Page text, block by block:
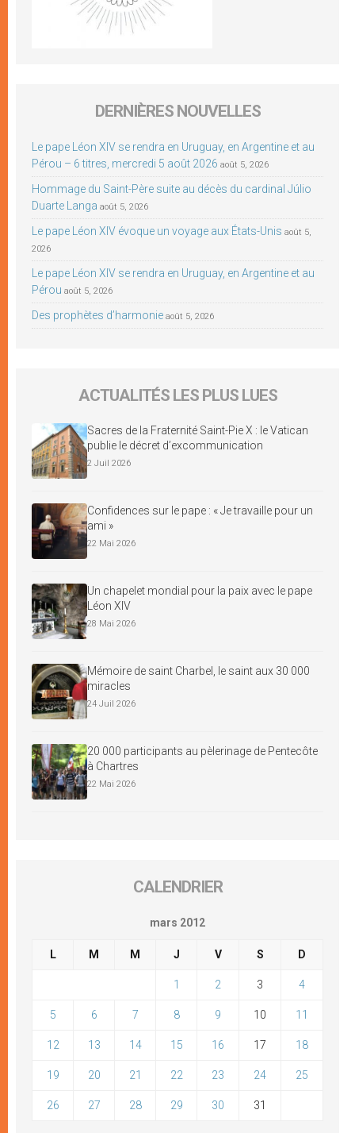
DERNIÈRES NOUVELLES
Le pape Léon XIV se rendra en Uruguay, en Argentine et au
Pérou – 6 titres, mercredi 5 août 2026 août 5, 2026
Hommage du Saint-Père suite au décès du cardinal Júlio
Duarte Langa août 5, 2026
Le pape Léon XIV évoque un voyage aux États-Unis août 5,
2026
Le pape Léon XIV se rendra en Uruguay, en Argentine et au
Pérou août 5, 2026
Des prophètes d’harmonie août 5, 2026
ACTUALITÉS LES PLUS LUES
Sacres de la Fraternité Saint-Pie X : le Vatican
publie le décret d’excommunication
2 Juil 2026
Confidences sur le pape : « Je travaille pour un
ami »
22 Mai 2026
Un chapelet mondial pour la paix avec le pape
Léon XIV
28 Mai 2026
Mémoire de saint Charbel, le saint aux 30 000
miracles
24 Juil 2026
20 000 participants au pèlerinage de Pentecôte
à Chartres
22 Mai 2026
CALENDRIER
mars 2012
L M M J V S D
1 2 3 4
5 6 7 8 9 10 11
12 13 14 15 16 17 18
19 20 21 22 23 24 25
26 27 28 29 30 31